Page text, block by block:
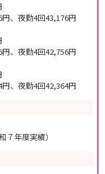
、夜勤4回43,176円
、夜勤4回42,756円
、夜勤4回42,364円
７年度実績）